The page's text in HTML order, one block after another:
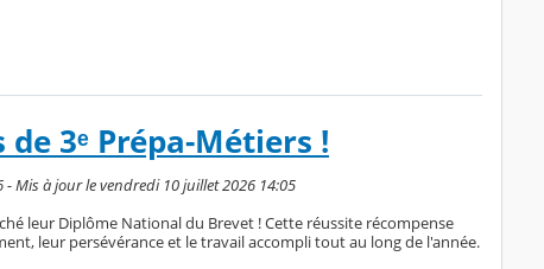
3ᵉ Prépa-Métiers !
Mis à jour le vendredi 10 juillet 2026 14:05
leur Diplôme National du Brevet ! Cette réussite récompense
leur persévérance et le travail accompli tout au long de l'année.